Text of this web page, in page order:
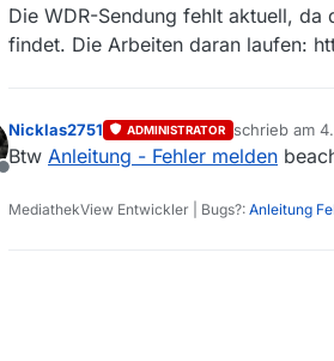
Die WDR-Sendung fehlt aktuell,
findet. Die Arbeiten daran laufen:
Offline
Nicklas2751 ADMINISTRATOR schrieb am
zuletzt
Btw Anleitung - Fehler melden
MediathekView Entwickler | Bugs?: Anleitung